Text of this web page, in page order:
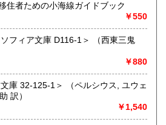
暮らし」をテーマにした「村の古本
豊かな生活を送るための 様々な遊び
、音楽、旅、 趣味、健康、文芸、経
等の幅広いテーマを扱います。
している古本は、隣りの「文化磁場
春～秋にしています、堀辰雄、立原
かりの土地柄です。信州にお越しの
者ための小海線ガイドブック
￥550
文庫 D116-1＞ （西東三鬼
￥880
＞ （ペルシウス, ユウェ
訳）
￥1,540